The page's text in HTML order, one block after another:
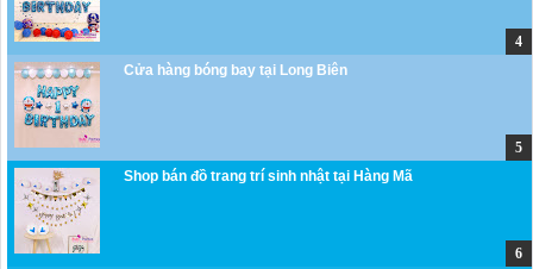
Cửa hàng bóng bay tại Long Biên
Shop bán đồ trang trí sinh nhật tại Hàng Mã